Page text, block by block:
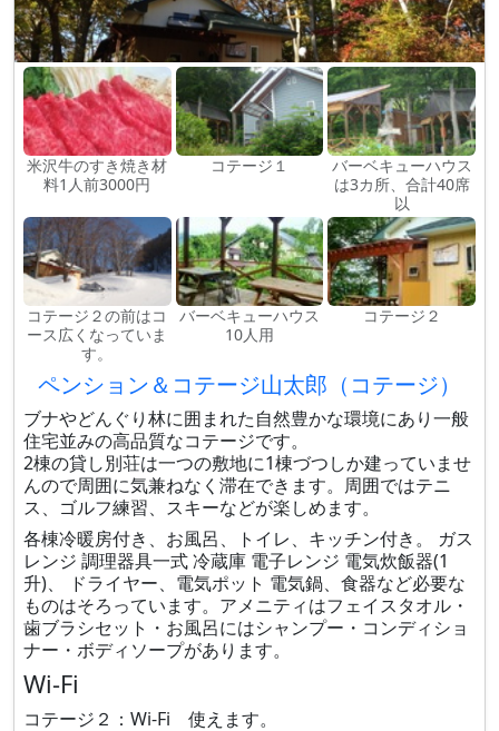
米沢牛のすき焼き材
料1人前3000円
コテージ１
バーベキューハウス
は3カ所、合計40席
以
コテージ２の前はコ
ース広くなっていま
す。
バーベキューハウス
10人用
コテージ２
ペンション＆コテージ山太郎（コテージ）
ブナやどんぐり林に囲まれた自然豊かな環境にあり一般
住宅並みの高品質なコテージです。
2棟の貸し別荘は一つの敷地に1棟づつしか建っていませ
んので周囲に気兼ねなく滞在できます。周囲ではテニ
ス、ゴルフ練習、スキーなどが楽しめます。
各棟冷暖房付き、お風呂、トイレ、キッチン付き。 ガス
レンジ 調理器具一式 冷蔵庫 電子レンジ 電気炊飯器(1
升)、 ドライヤー、電気ポット 電気鍋、食器など必要な
ものはそろっています。アメニティはフェイスタオル・
歯ブラシセット・お風呂にはシャンプー・コンディショ
ナー・ボディソープがあります。
Wi-Fi
コテージ２：Wi-Fi 使えます。